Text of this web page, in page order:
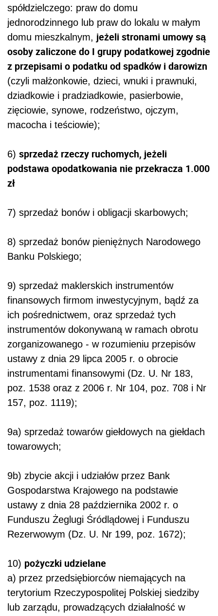
spółdzielczego: praw do domu
jednorodzinnego lub praw do lokalu w małym
domu mieszkalnym, jeżeli stronami umowy są
osoby zaliczone do I grupy podatkowej zgodnie
z przepisami o podatku od spadków i darowizn
(czyli małżonkowie, dzieci, wnuki i prawnuki,
dziadkowie i pradziadkowie, pasierbowie,
zięciowie, synowe, rodzeństwo, ojczym,
macocha i teściowie);
6) sprzedaż rzeczy ruchomych, jeżeli
podstawa opodatkowania nie przekracza 1.000
zł
7) sprzedaż bonów i obligacji skarbowych;
8) sprzedaż bonów pieniężnych Narodowego
Banku Polskiego;
9) sprzedaż maklerskich instrumentów
finansowych firmom inwestycyjnym, bądź za
ich pośrednictwem, oraz sprzedaż tych
instrumentów dokonywaną w ramach obrotu
zorganizowanego - w rozumieniu przepisów
ustawy z dnia 29 lipca 2005 r. o obrocie
instrumentami finansowymi (Dz. U. Nr 183,
poz. 1538 oraz z 2006 r. Nr 104, poz. 708 i Nr
157, poz. 1119);
9a) sprzedaż towarów giełdowych na giełdach
towarowych;
9b) zbycie akcji i udziałów przez Bank
Gospodarstwa Krajowego na podstawie
ustawy z dnia 28 października 2002 r. o
Funduszu Żeglugi Śródlądowej i Funduszu
Rezerwowym (Dz. U. Nr 199, poz. 1672);
10) pożyczki udzielane
a) przez przedsiębiorców niemających na
terytorium Rzeczypospolitej Polskiej siedziby
lub zarządu, prowadzących działalność w